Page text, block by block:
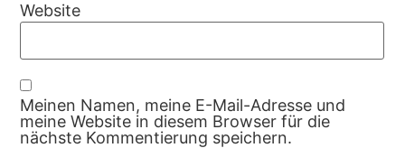
Website
Meinen Namen, meine E-Mail-Adresse und
meine Website in diesem Browser für die
nächste Kommentierung speichern.